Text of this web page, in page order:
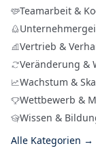
Teamarbeit &
Vertrieb &
Veränderung &
Wachstum &
Wettbewerb &
Wissen &
Alle Kategorien →